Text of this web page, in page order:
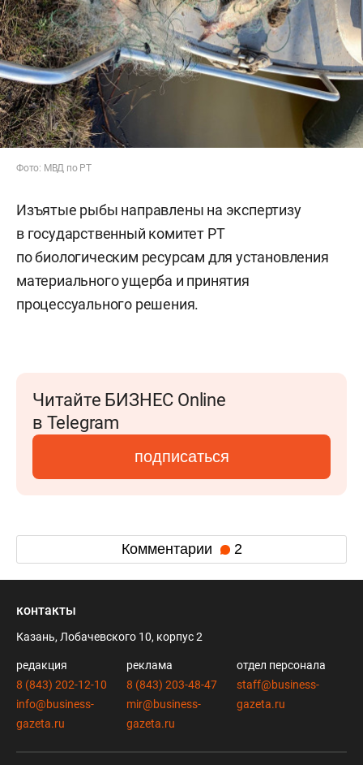
Фото: МВД по РТ
Изъятые рыбы направлены на экспертизу
в государственный комитет РТ
по биологическим ресурсам для установления
материального ущерба и принятия
процессуального решения.
Читайте БИЗНЕС Online
в Telegram
подписаться
Комментарии 2
контакты
Казань, Лобачевского 10, корпус 2
редакция
8 (843) 202-12-10
info@business-
gazeta.ru
реклама
8 (843) 203-48-47
mir@business-
gazeta.ru
отдел персонала
staff@business-
gazeta.ru